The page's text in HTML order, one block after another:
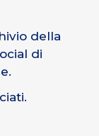
della
di